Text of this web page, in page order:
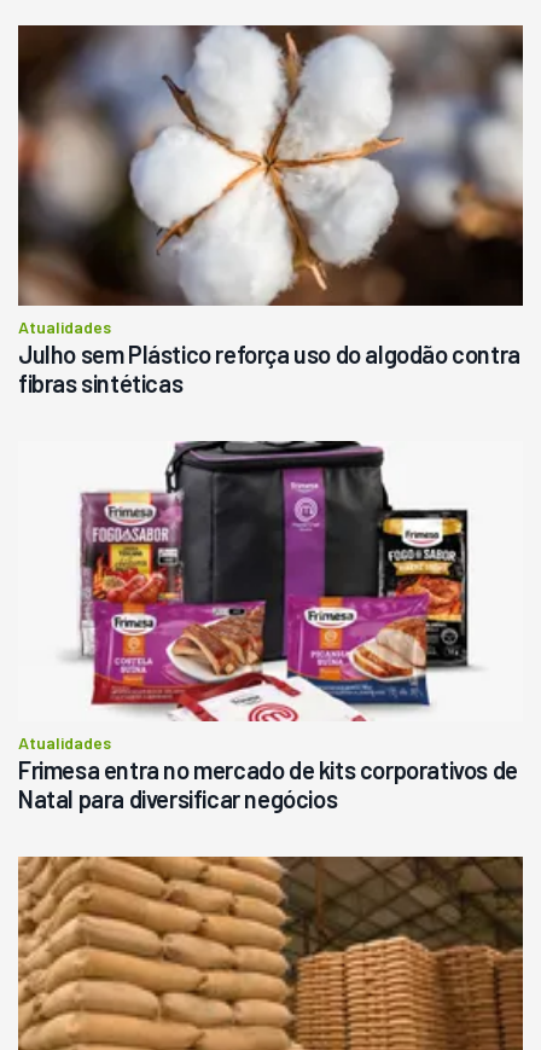
Atualidades
Julho sem Plástico reforça uso do algodão contra
fibras sintéticas
Atualidades
Frimesa entra no mercado de kits corporativos de
Natal para diversificar negócios